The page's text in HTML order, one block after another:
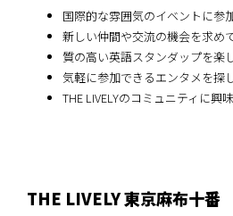
国際的な雰囲気のイベントに参
新しい仲間や交流の機会を求め
質の高い英語スタンダップを楽
気軽に参加できるエンタメを探
THE LIVELYのコミュニティに興
THE LIVELY 東京麻布十番